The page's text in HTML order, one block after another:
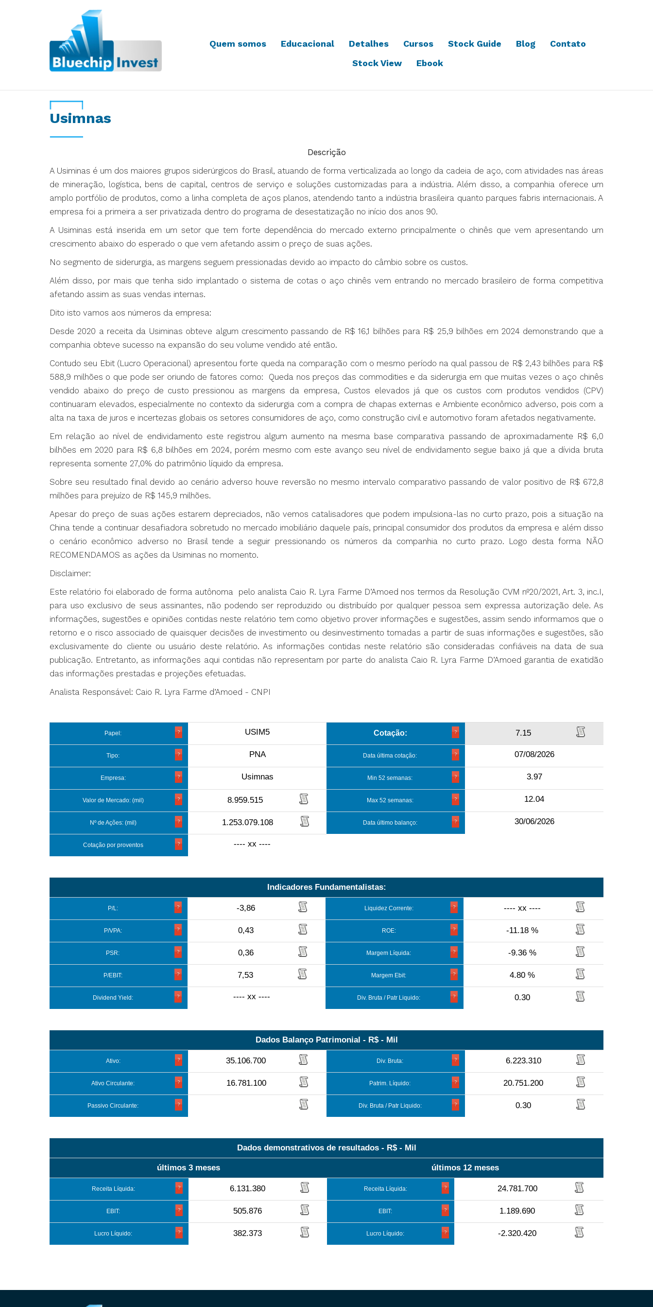
Quem somos Educacional Detalhes Cursos Stock Guide Blog
Contato
Stock View
Ebook
Usimnas
Descrição
A Usiminas é um dos maiores grupos siderúrgicos do Brasil, atuando de forma verticalizada ao longo da cadeia de aço, com atividades nas áreas
de mineração, logística, bens de capital, centros de serviço e soluções customizadas para a indústria. Além disso, a companhia oferece um
amplo portfólio de produtos, como a linha completa de aços planos, atendendo tanto a indústria brasileira quanto parques fabris internacionais. A
empresa foi a primeira a ser privatizada dentro do programa de desestatização no início dos anos 90.
A Usiminas está inserida em um setor que tem forte dependência do mercado externo principalmente o chinês que vem apresentando um
crescimento abaixo do esperado o que vem afetando assim o preço de suas ações.
No segmento de siderurgia, as margens seguem pressionadas devido ao impacto do câmbio sobre os custos.
Além disso, por mais que tenha sido implantado o sistema de cotas o aço chinês vem entrando no mercado brasileiro de forma competitiva
afetando assim as suas vendas internas.
Dito isto vamos aos números da empresa:
Desde 2020 a receita da Usiminas obteve algum crescimento passando de R$ 16,1 bilhões para R$ 25,9 bilhões em 2024 demonstrando que a
companhia obteve sucesso na expansão do seu volume vendido até então.
Contudo seu Ebit (Lucro Operacional) apresentou forte queda na comparação com o mesmo período na qual passou de R$ 2,43 bilhões para R$
588,9 milhões o que pode ser oriundo de fatores como: Queda nos preços das commodities e da siderurgia em que muitas vezes o aço chinês
vendido abaixo do preço de custo pressionou as margens da empresa, Custos elevados já que os custos com produtos vendidos (CPV)
continuaram elevados, especialmente no contexto da siderurgia com a compra de chapas externas e Ambiente econômico adverso, pois com a
alta na taxa de juros e incertezas globais os setores consumidores de aço, como construção civil e automotivo foram afetados negativamente.
Em relação ao nível de endividamento este registrou algum aumento na mesma base comparativa passando de aproximadamente R$ 6,0
bilhões em 2020 para R$ 6,8 bilhões em 2024, porém mesmo com este avanço seu nível de endividamento segue baixo já que a dívida bruta
representa somente 27,0% do patrimônio líquido da empresa.
Sobre seu resultado final devido ao cenário adverso houve reversão no mesmo intervalo comparativo passando de valor positivo de R$ 672,8
milhões para prejuízo de R$ 145,9 milhões.
Apesar do preço de suas ações estarem depreciados, não vemos catalisadores que podem impulsiona-las no curto prazo, pois a situação na
China tende a continuar desafiadora sobretudo no mercado imobiliário daquele país, principal consumidor dos produtos da empresa e além disso
o cenário econômico adverso no Brasil tende a seguir pressionando os números da companhia no curto prazo. Logo desta forma NÃO
RECOMENDAMOS as ações da Usiminas no momento.
Disclaimer:
Este relatório foi elaborado de forma autônoma pelo analista Caio R. Lyra Farme D’Amoed nos termos da Resolução CVM nº20/2021, Art. 3, inc.I,
para uso exclusivo de seus assinantes, não podendo ser reproduzido ou distribuído por qualquer pessoa sem expressa autorização dele. As
informações, sugestões e opiniões contidas neste relatório tem como objetivo prover informações e sugestões, assim sendo informamos que o
retorno e o risco associado de quaisquer decisões de investimento ou desinvestimento tomadas a partir de suas informações e sugestões, são
exclusivamente do cliente ou usuário deste relatório. As informações contidas neste relatório são consideradas confiáveis na data de sua
publicação. Entretanto, as informações aqui contidas não representam por parte do analista Caio R. Lyra Farme D’Amoed garantia de exatidão
das informações prestadas e projeções efetuadas.
Analista Responsável: Caio R. Lyra Farme d’Amoed - CNPI
Papel: USIM5 Cotação: 7.15
Tipo: PNA Data última cotação: 07/08/2026
Empresa: Usimnas Min 52 semanas: 3.97
Valor de Mercado: (mil) 8.959.515 Max 52 semanas: 12.04
Nº de Ações: (mil) 1.253.079.108 Data último balanço: 30/06/2026
Cotação por proventos ---- xx ----
Indicadores Fundamentalistas:
P/L: -3,86 Liquidez Corrente: ---- xx ----
P/VPA: 0,43 ROE: -11.18 %
PSR: 0,36 Margem Líquida: -9.36 %
P/EBIT: 7,53 Margem Ebit: 4.80 %
Dividend Yield: ---- xx ---- Div. Bruta / Patr Liquido: 0.30
Dados Balanço Patrimonial - R$ - Mil
Ativo: 35.106.700 Div. Bruta: 6.223.310
Ativo Circulante: 16.781.100 Patrim. Líquido: 20.751.200
Passivo Circulante: Div. Bruta / Patr Liquido: 0.30
Dados demonstrativos de resultados - R$ - Mil
últimos 3 meses últimos 12 meses
Receita Líquida: 6.131.380 Receita Líquida: 24.781.700
EBIT: 505.876 EBIT: 1.189.690
Lucro Líquido: 382.373 Lucro Líquido: -2.320.420